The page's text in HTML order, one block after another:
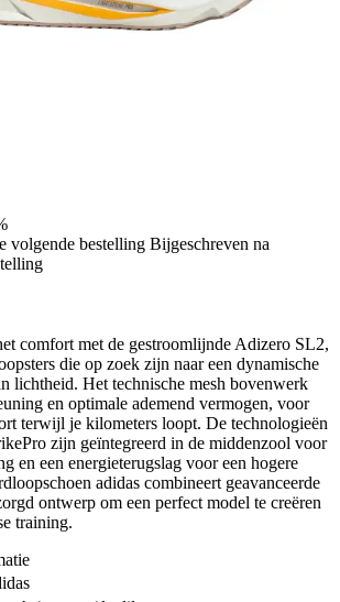
volgende bestelling Bijgeschreven na
comfort met de gestroomlijnde Adizero SL2,
die op zoek zijn naar een dynamische
lichtheid. Het technische mesh bovenwerk
en optimale ademend vermogen, voor
terwijl je kilometers loopt. De technologieën
zijn geïntegreerd in de middenzool voor
en een energieterugslag voor een hogere
adidas combineert geavanceerde
ontwerp om een perfect model te creëren
training.